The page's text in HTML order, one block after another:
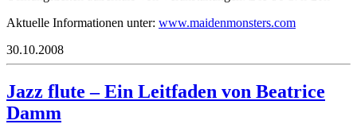
Aktuelle Informationen unter: www.maidenmonsters.com
30.10.2008
Jazz flute – Ein Leitfaden von Beatrice
Damm